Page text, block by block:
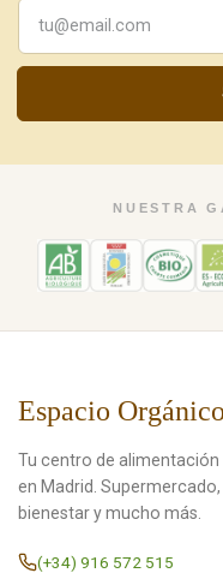
NUESTRA
Espacio Orgánico
Tu centro de alimentación
en Madrid.
bienestar y mucho más.
(+34) 916 572 515